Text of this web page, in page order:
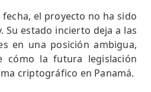
el proyecto no ha sido
Su estado incierto deja a las
en una posición ambigua,
cómo la futura legislación
criptográfico en Panamá.